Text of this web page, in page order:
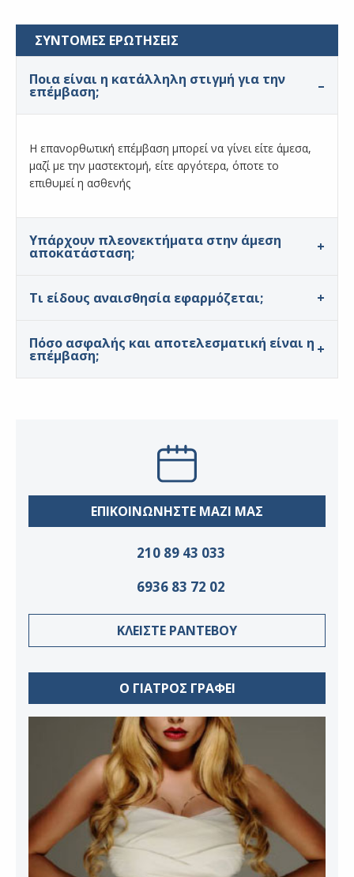
ΣΥΝΤΟΜΕΣ ΕΡΩΤΗΣΕΙΣ
Ποια είναι η κατάλληλη στιγμή για την
επέμβαση;
Η επανορθωτική επέμβαση μπορεί να γίνει είτε άμεσα,
μαζί με την μαστεκτομή, είτε αργότερα, όποτε το
επιθυμεί η ασθενής
Υπάρχουν πλεονεκτήματα στην άμεση
αποκατάσταση;
Τι είδους αναισθησία εφαρμόζεται;
Πόσο ασφαλής και αποτελεσματική είναι η
επέμβαση;
ΕΠΙΚΟΙΝΩΝΗΣΤΕ ΜΑΖΙ ΜΑΣ
210 89 43 033
6936 83 72 02
ΚΛΕΙΣΤΕ ΡΑΝΤΕΒΟΥ
Ο ΓΙΑΤΡΟΣ ΓΡΑΦΕΙ